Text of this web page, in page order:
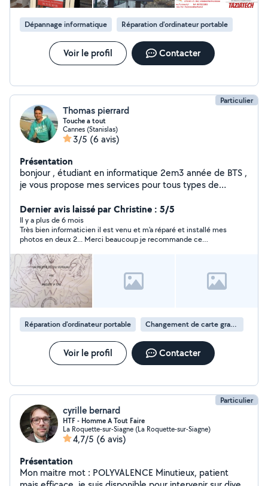
Dépannage informatique Réparation d'ordinateur portable
Voir le profil Contacter
Particulier
Thomas pierrard
Touche a tout
Cannes (Stanislas)
3/5 (6 avis)
Présentation
bonjour , étudiant en informatique 2em3 année de BTS ,
je vous propose mes services pour tous types de
créations de réseaux professionnel d'entreprise ou
développement d'interface informatique .
Jepeuxegalementoptimisetvotreordinateurouchercher
lesoogicielsoptimalesaubonfonctionnement de votre
entreprise.
Dernier avis laissé par Christine : 5/5
Il y a plus de 6 mois
Très bien informaticien il est venu et m'a réparé et installé mes
photos en deux 2... Merci beaucoup je recommande ce
Réparation d'ordinateur portable Changement de carte graphique
Voir le profil Contacter
Particulier
cyrille bernard
HTF - Homme A Tout Faire
La Roquette-sur-Siagne (La Roquette-sur-Siagne)
4,7/5 (6 avis)
Présentation
Mon maitre mot : POLYVALENCE Minutieux, patient